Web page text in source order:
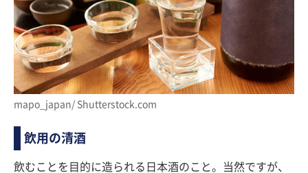
mapo_japan/ Shutterstock.com
飲用の清酒
飲むことを目的に造られる日本酒のこと。当然ですが、